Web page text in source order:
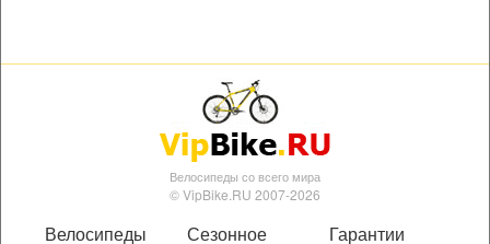
Велосипеды со всего мира
© VipBike.RU 2007-2026
Велосипеды Сезонное Гарантии